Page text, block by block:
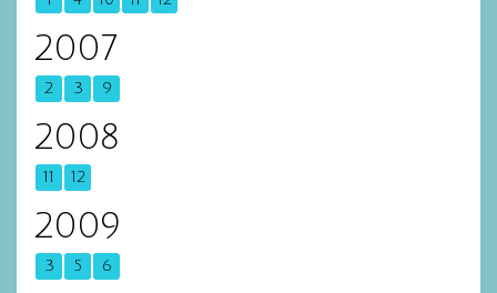
2007
2 3 9
2008
11 12
2009
3 5 6